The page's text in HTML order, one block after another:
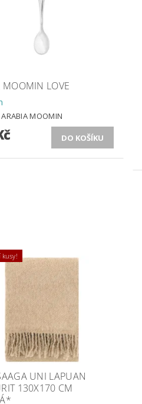
MOOMIN LOVE
ARABIA MOOMIN
kusy!
UNI LAPUAN
130X170 CM